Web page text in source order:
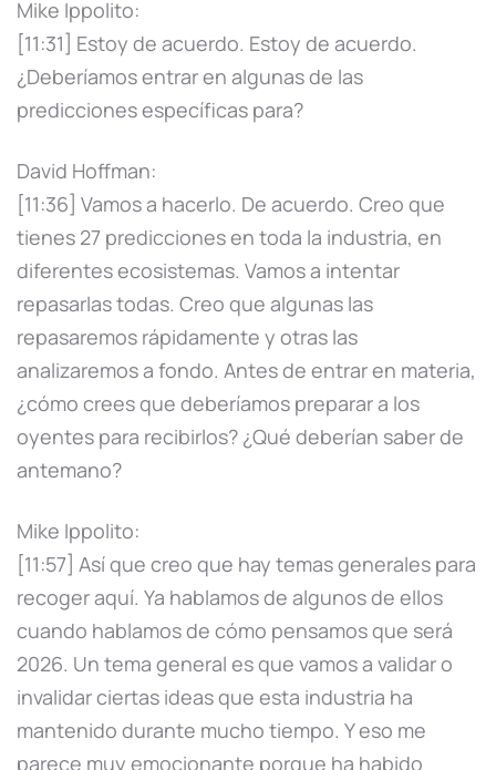
Mike Ippolito:
[11:31] Estoy de acuerdo. Estoy de acuerdo.
¿Deberíamos entrar en algunas de las
predicciones específicas para?
David Hoffman:
[11:36] Vamos a hacerlo. De acuerdo. Creo que
tienes 27 predicciones en toda la industria, en
diferentes ecosistemas. Vamos a intentar
repasarlas todas. Creo que algunas las
repasaremos rápidamente y otras las
analizaremos a fondo. Antes de entrar en materia,
¿cómo crees que deberíamos preparar a los
oyentes para recibirlos? ¿Qué deberían saber de
antemano?
Mike Ippolito:
[11:57] Así que creo que hay temas generales para
recoger aquí. Ya hablamos de algunos de ellos
cuando hablamos de cómo pensamos que será
2026. Un tema general es que vamos a validar o
invalidar ciertas ideas que esta industria ha
mantenido durante mucho tiempo. Y eso me
parece muy emocionante porque ha habido